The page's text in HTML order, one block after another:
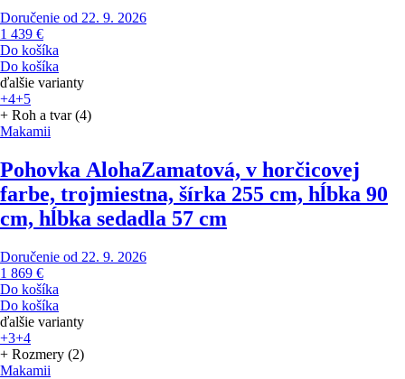
Doručenie od 22. 9. 2026
1 439 €
Do košíka
Do košíka
ďalšie varianty
+4+5
+ Roh a tvar (4)
Makamii
Pohovka AlohaZamatová, v horčicovej
farbe, trojmiestna, šírka 255 cm, hĺbka 90
cm, hĺbka sedadla 57 cm
Doručenie od 22. 9. 2026
1 869 €
Do košíka
Do košíka
ďalšie varianty
+3+4
+ Rozmery (2)
Makamii